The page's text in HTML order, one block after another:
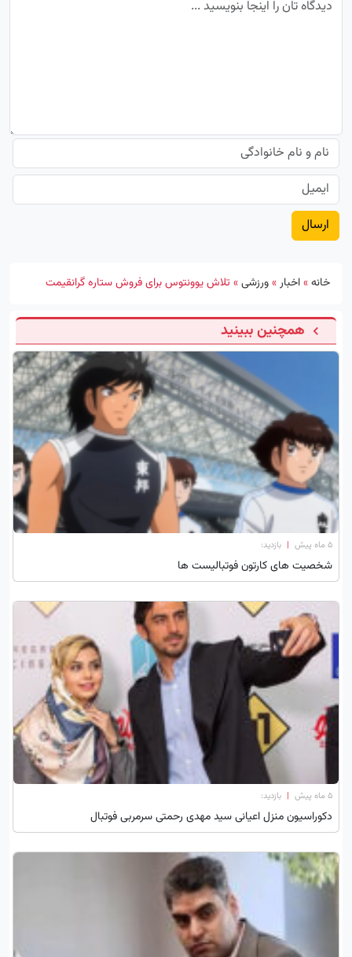
خانه»اخبار»ورزشی» تلاش یوونتوس برای فروش ستاره گرانقیمت
همچنین ببینید
۵ ماه پیش | بازدید:
شخصیت های کارتون فوتبالیست ها
۵ ماه پیش | بازدید:
دکوراسیون منزل اعیانی سید مهدی رحمتی سرمربی فوتبال